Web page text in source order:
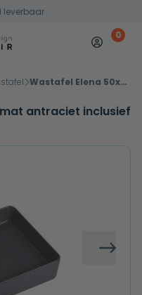
leverbaar
Mijn 0
Wastafel Elena 50x40x11cm mat antraciet inclusief afvoerplug
antraciet inclusief